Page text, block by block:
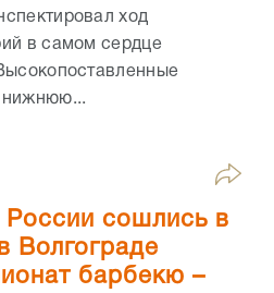
ход
в самом сердце
нижнюю...
России сошлись в
Волгограде
барбекю –